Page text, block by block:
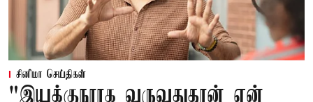
சினிமா செய்திகள்
"இயக்குநராக வருவதுதான் என்